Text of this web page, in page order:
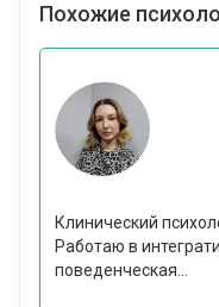
Похожие
Клинический
Работаю в
поведенческая...